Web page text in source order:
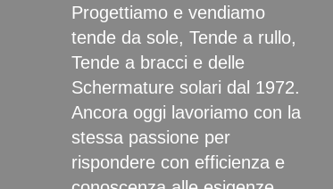
Progettiamo e vendiamo
tende da sole, Tende a rullo,
Tende a bracci e delle
Schermature solari dal 1972.
Ancora oggi lavoriamo con la
stessa passione per
rispondere con efficienza e